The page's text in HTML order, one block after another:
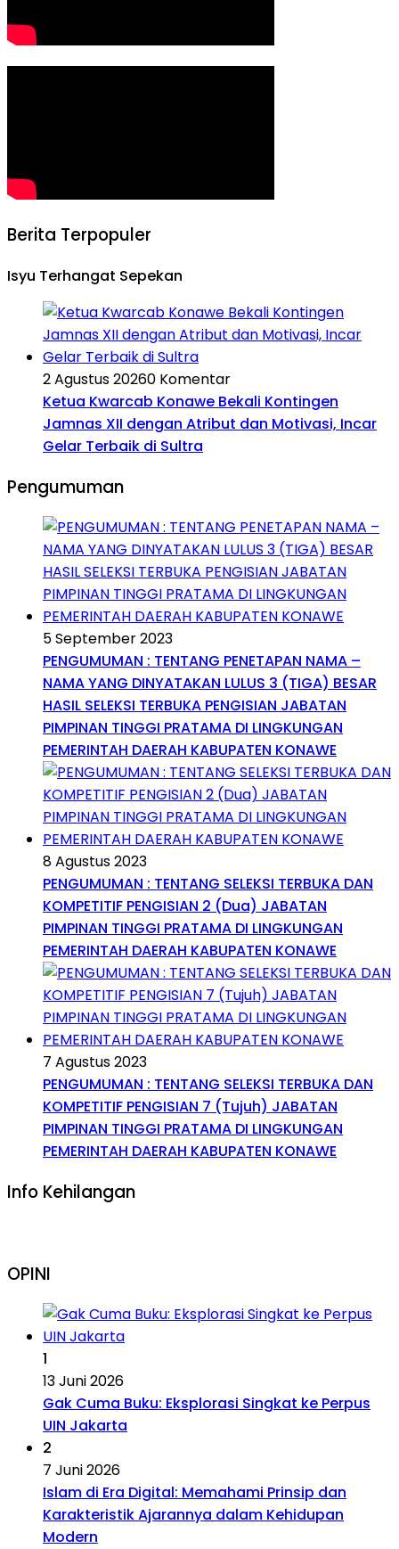
Berita Terpopuler
Isyu Terhangat Sepekan
2 Agustus 20260 Komentar
Ketua Kwarcab Konawe Bekali Kontingen
Jamnas XII dengan Atribut dan Motivasi, Incar
Gelar Terbaik di Sultra
Pengumuman
5 September 2023
PENGUMUMAN : TENTANG PENETAPAN NAMA –
NAMA YANG DINYATAKAN LULUS 3 (TIGA) BESAR
HASIL SELEKSI TERBUKA PENGISIAN JABATAN
PIMPINAN TINGGI PRATAMA DI LINGKUNGAN
PEMERINTAH DAERAH KABUPATEN KONAWE
8 Agustus 2023
PENGUMUMAN : TENTANG SELEKSI TERBUKA DAN
KOMPETITIF PENGISIAN 2 (Dua) JABATAN
PIMPINAN TINGGI PRATAMA DI LINGKUNGAN
PEMERINTAH DAERAH KABUPATEN KONAWE
7 Agustus 2023
PENGUMUMAN : TENTANG SELEKSI TERBUKA DAN
KOMPETITIF PENGISIAN 7 (Tujuh) JABATAN
PIMPINAN TINGGI PRATAMA DI LINGKUNGAN
PEMERINTAH DAERAH KABUPATEN KONAWE
Info Kehilangan
OPINI
1
13 Juni 2026
Gak Cuma Buku: Eksplorasi Singkat ke Perpus
UIN Jakarta
2
7 Juni 2026
Islam di Era Digital: Memahami Prinsip dan
Karakteristik Ajarannya dalam Kehidupan
Modern